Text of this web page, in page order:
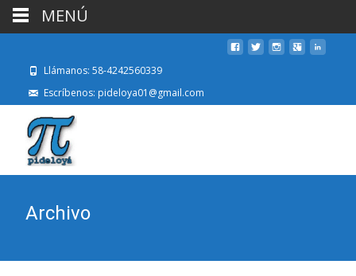
Llámanos: 58-4242560339
Escríbenos: pideloya01@gmail.com
Archivo
MENÚ